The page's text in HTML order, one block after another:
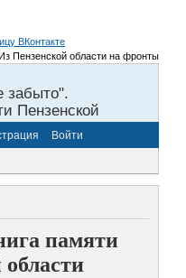
Пензенской области на фронты
забыто".
Пензенской
Войти
памяти